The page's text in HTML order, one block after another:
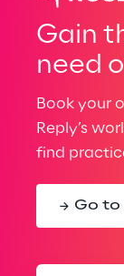
Gain
need
Book your
Reply’s
find
Go to